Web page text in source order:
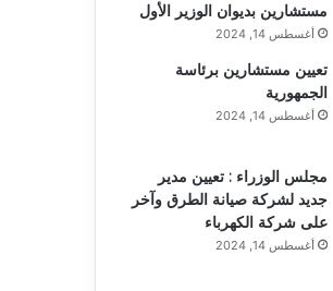
مستشارين بديوان الوزير الأول
أغسطس 14, 2024
تعيين مستشارين برئاسة
الجمهورية
أغسطس 14, 2024
مجلس الوزراء : تعيين مدير
جديد لشركة صيانة الطرق وآخر
على شركة الكهرباء
أغسطس 14, 2024